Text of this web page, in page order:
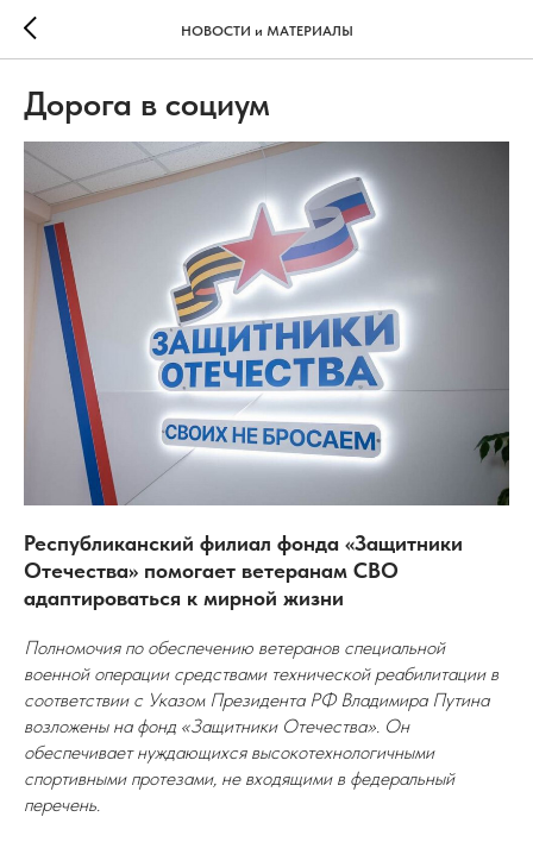
НОВОСТИ и МАТЕРИАЛЫ
Дорога в социум
Республиканский филиал фонда «Защитники
Отечества» помогает ветеранам СВО
адаптироваться к мирной жизни
Полномочия по обеспечению ветеранов специальной
военной операции средствами технической реабилитации в
соответствии с Указом Президента РФ Владимира Путина
возложены на фонд «Защитники Отечества». Он
обеспечивает нуждающихся высокотехнологичными
спортивными протезами, не входящими в федеральный
перечень.